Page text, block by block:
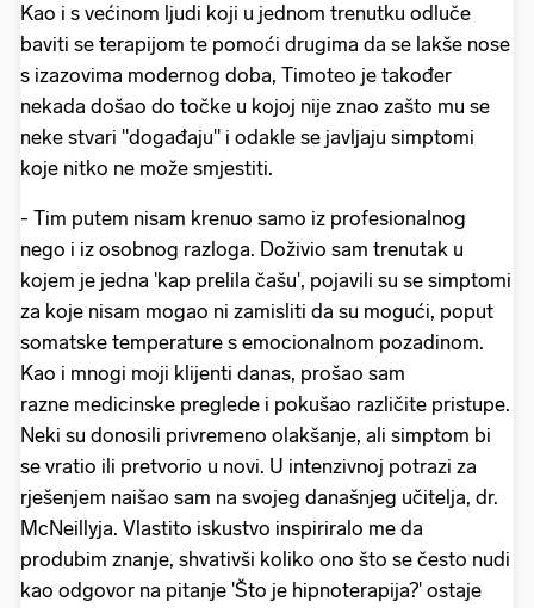
Kao i s većinom ljudi koji u jednom trenutku odluče
baviti se terapijom te pomoći drugima da se lakše nose
s izazovima modernog doba, Timoteo je također
nekada došao do točke u kojoj nije znao zašto mu se
neke stvari "događaju" i odakle se javljaju simptomi
koje nitko ne može smjestiti.
- Tim putem nisam krenuo samo iz profesionalnog
nego i iz osobnog razloga. Doživio sam trenutak u
kojem je jedna 'kap prelila čašu', pojavili su se simptomi
za koje nisam mogao ni zamisliti da su mogući, poput
somatske temperature s emocionalnom pozadinom.
Kao i mnogi moji klijenti danas, prošao sam
razne medicinske preglede i pokušao različite pristupe.
Neki su donosili privremeno olakšanje, ali simptom bi
se vratio ili pretvorio u novi. U intenzivnoj potrazi za
rješenjem naišao sam na svojeg današnjeg učitelja, dr.
McNeillyja. Vlastito iskustvo inspiriralo me da
produbim znanje, shvativši koliko ono što se često nudi
kao odgovor na pitanje 'Što je hipnoterapija?' ostaje